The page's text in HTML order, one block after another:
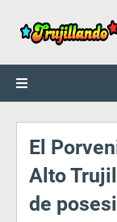
El
Alto
de